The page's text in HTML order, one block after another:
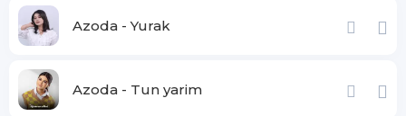
Azoda - Yurak
Azoda - Tun yarim